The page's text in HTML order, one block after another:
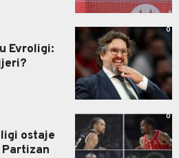
Evroligi:
0
ostaje
0